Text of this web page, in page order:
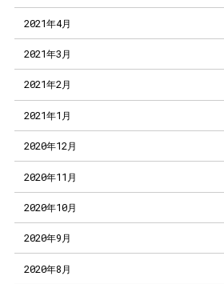
2021年4月
2021年3月
2021年2月
2021年1月
2020年12月
2020年11月
2020年10月
2020年9月
2020年8月